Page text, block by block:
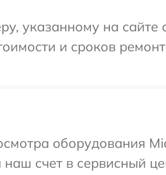
указанному на сайте
и сроков
оборудования
счет в сервисный